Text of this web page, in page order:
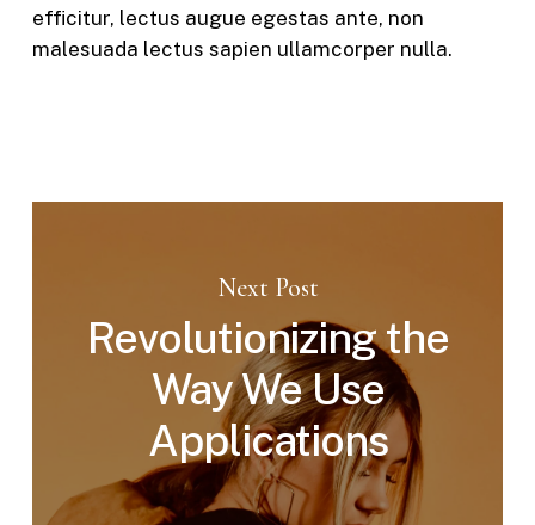
efficitur, lectus augue egestas ante, non
malesuada lectus sapien ullamcorper nulla.
Next Post
Revolutionizing the
Way We Use
Applications